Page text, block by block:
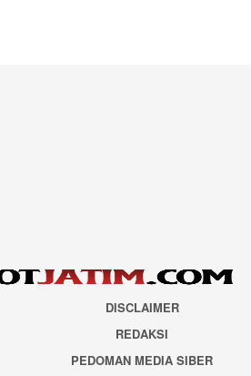
DISCLAIMER
REDAKSI
PEDOMAN MEDIA SIBER